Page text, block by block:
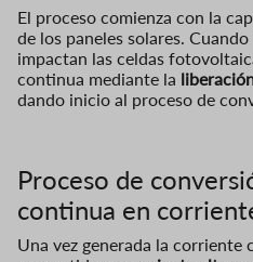
El proceso comienza con la
de los paneles solares.
impactan las celdas
continua mediante la
dando inicio al proceso de
Proceso de
continua en
Una vez generada la corriente